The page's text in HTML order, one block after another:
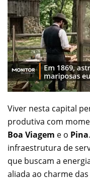
Viver nesta capital
produtiva com
Boa Viagem e o Pina
infraestrutura de
que buscam a
aliada ao charme